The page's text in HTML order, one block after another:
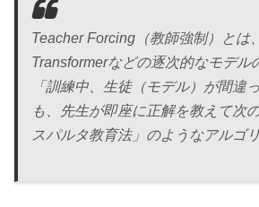
Teacher Forcing（教師強制）とは
Transformerなどの逐次的なモデル
「訓練中、生徒（モデル）が間違
も、先生が即座に正解を教えて次
スパルタ教育法」のようなアルゴ